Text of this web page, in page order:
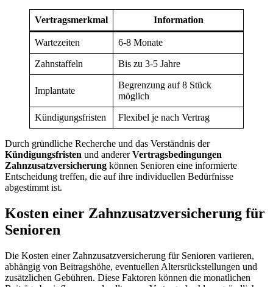
Vertragsmerkmal Information
Wartezeiten 6-8 Monate
Zahnstaffeln Bis zu 3-5 Jahre
Implantate
Begrenzung auf 8 Stück
möglich
Kündigungsfristen Flexibel je nach Vertrag
Durch gründliche Recherche und das Verständnis der
Kündigungsfristen und andererVertragsbedingungen
Zahnzusatzversicherung können Senioren eine informierte
Entscheidung treffen, die auf ihre individuellen Bedürfnisse
abgestimmt ist.
Kosten einer Zahnzusatzversicherung für
Senioren
Die Kosten einer Zahnzusatzversicherung für Senioren variieren,
abhängig von Beitragshöhe, eventuellen Altersrückstellungen und
zusätzlichen Gebühren. Diese Faktoren können die monatlichen